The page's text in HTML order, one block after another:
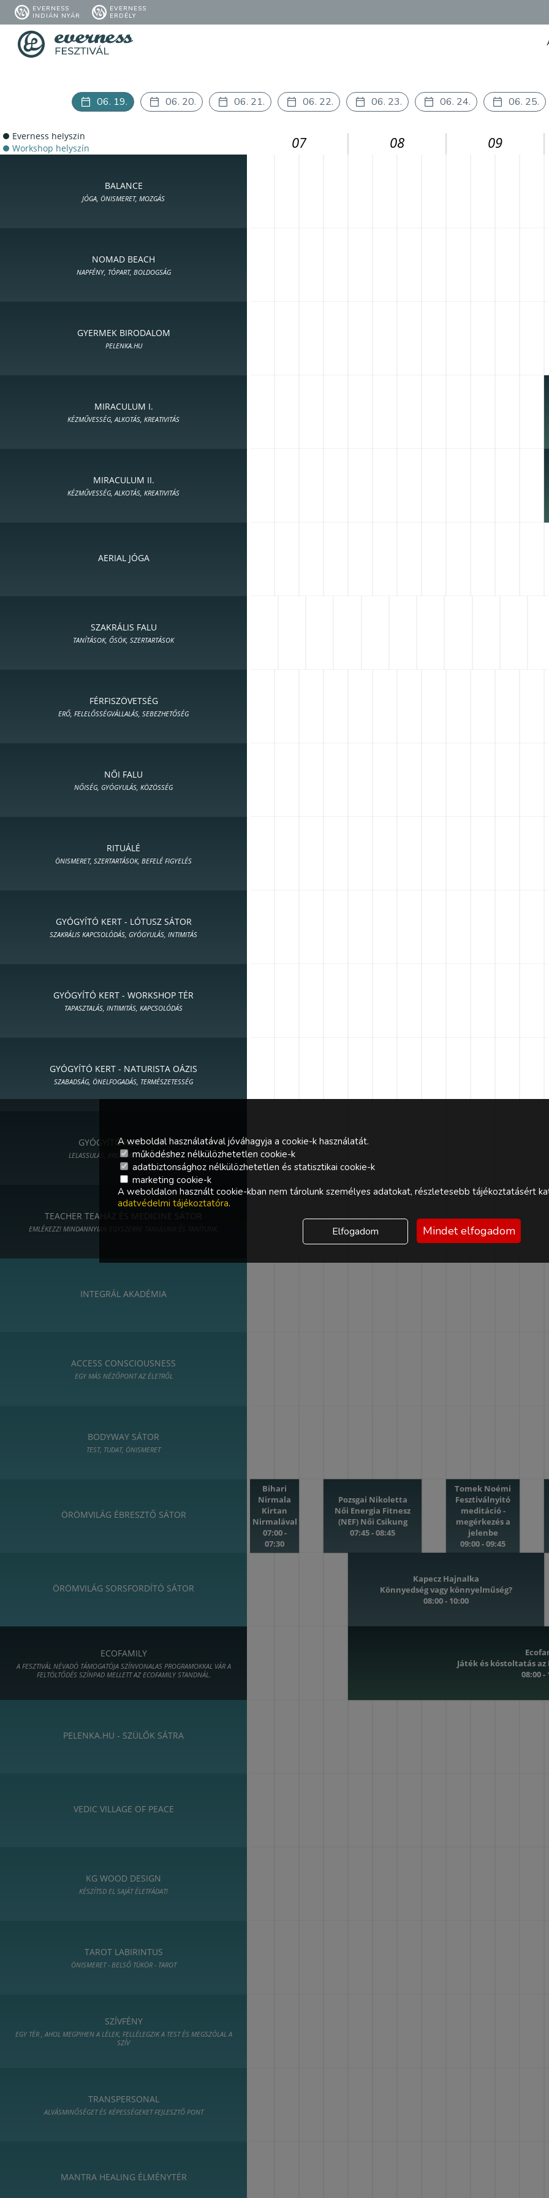
EVERNESS
INDIÁN NYÁR
EVERNESS
ERDÉLY
06. 19. 06. 20. 06. 21. 06. 22. 06. 23. 06. 24. 06. 25.
Everness helyszín
Workshop helyszín
BALANCE
JÓGA, ÖNISMERET, MOZGÁS
NOMAD BEACH
NAPFÉNY, TÓPART, BOLDOGSÁG
GYERMEK BIRODALOM
PELENKA.HU
MIRACULUM I.
KÉZMŰVESSÉG, ALKOTÁS, KREATIVITÁS
MIRACULUM II.
KÉZMŰVESSÉG, ALKOTÁS, KREATIVITÁS
AERIAL JÓGA
SZAKRÁLIS FALU
TANÍTÁSOK, ŐSÖK, SZERTARTÁSOK
FÉRFISZÖVETSÉG
ERŐ, FELELŐSSÉGVÁLLALÁS, SEBEZHETŐSÉG
NŐI FALU
NŐISÉG, GYÓGYULÁS, KÖZÖSSÉG
RITUÁLÉ
ÖNISMERET, SZERTARTÁSOK, BEFELÉ FIGYELÉS
GYÓGYÍTÓ KERT - LÓTUSZ SÁTOR
SZAKRÁLIS KAPCSOLÓDÁS, GYÓGYULÁS, INTIMITÁS
GYÓGYÍTÓ KERT - WORKSHOP TÉR
TAPASZTALÁS, INTIMITÁS, KAPCSOLÓDÁS
GYÓGYÍTÓ KERT - NATURISTA OÁZIS
SZABADSÁG, ÖNELFOGADÁS, TERMÉSZETESSÉG
GYÓGYÍTÓ KERT - ART
LELASSULÁS, KREATIVITÁS, MŰVÉSZET
TEACHER TEAHÁZ ÉS MEDICINE SÁTOR
EMLÉKEZZ! MINDANNYIAN EGYSZERRE TANULUNK ÉS TANÍTUNK.
INTEGRÁL AKADÉMIA
ACCESS CONSCIOUSNESS
EGY MÁS NÉZŐPONT AZ ÉLETRŐL
BODYWAY SÁTOR
TEST, TUDAT, ÖNISMERET
ÖRÖMVILÁG ÉBRESZTŐ SÁTOR
ÖRÖMVILÁG SORSFORDÍTÓ SÁTOR
ECOFAMILY
A FESZTIVÁL NÉVADÓ TÁMOGATÓJA SZÍNVONALAS PROGRAMOKKAL VÁR A
FELTÖLTŐDÉS SZÍNPAD MELLETT AZ ECOFAMILY STANDNÁL.
PELENKA.HU - SZÜLŐK SÁTRA
VEDIC VILLAGE OF PEACE
KG WOOD DESIGN
KÉSZÍTSD EL SAJÁT ÉLETFÁDAT!
TAROT LABIRINTUS
ÖNISMERET - BELSŐ TÜKÖR - TAROT
SZÍVFÉNY
EGY TÉR , AHOL MEGPIHEN A LÉLEK, FELLÉLEGZIK A TEST ÉS MEGSZÓLAL A
SZÍV
TRANSPERSONAL
ALVÁSMINŐSÉGET ÉS KÉPESSÉGEKET FEJLESZTŐ PONT
MANTRA HEALING ÉLMÉNYTÉR
07 08 09
Bihari
Nirmala
Kirtan
Nirmalával
07:00 -
07:30
Pozsgai Nikoletta
Női Energia Fitnesz
(NEF) Női Csikung
07:45 - 08:45
Tomek Noémi
Fesztiválnyitó
meditáció -
megérkezés a
jelenbe
09:00 - 09:45
Kapecz Hajnalka
Könnyedség vagy könnyelműség?
08:00 - 10:00
Játék és kóstoltatás
08:00 -
A weboldal használatával jóváhagyja a cookie-k használatát.
működéshez nélkülözhetetlen cookie-k
adatbiztonsághoz nélkülözhetetlen és statisztikai cookie-k
marketing cookie-k
A weboldalon használt cookie-kban nem tárolunk személyes adatokat, részletesebb tájékoztatásért
adatvédelmi tájékoztatóra.
Elfogadom Mindet elfogadom